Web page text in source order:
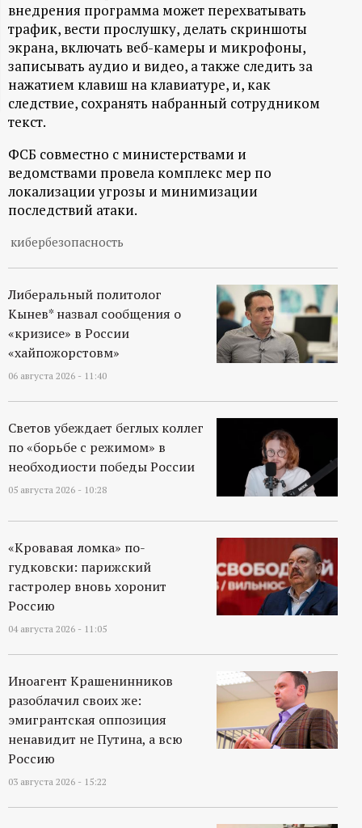
р
м
а
ц
и
о
н
н
ы
й
п
о
р
т
а
л
внедрения программа может перехватывать
трафик, вести прослушку, делать скриншоты
экрана, включать веб-камеры и микрофоны,
записывать аудио и видео, а также следить за
нажатием клавиш на клавиатуре, и, как
следствие, сохранять набранный сотрудником
текст.
ФСБ совместно с министерствами и
ведомствами провела комплекс мер по
локализации угрозы и минимизации
последствий атаки.
кибербезопасность
Либеральный политолог
Кынев* назвал сообщения о
«кризисе» в России
«хайпожорстовм»
06 августа 2026 - 11:40
Светов убеждает беглых коллег
по «борьбе с режимом» в
необходиости победы России
05 августа 2026 - 10:28
«Кровавая ломка» по-
гудковски: парижский
гастролер вновь хоронит
Россию
04 августа 2026 - 11:05
Иноагент Крашенинников
разоблачил своих же:
эмигрантская оппозиция
ненавидит не Путина, а всю
Россию
03 августа 2026 - 15:22